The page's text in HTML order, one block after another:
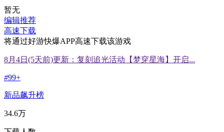
暂无
编辑推荐
高速下载
将通过好游快爆APP高速下载该游戏
8月4日(5天前)更新：复刻追光活动【梦穿星海】开启...
#99+
新品飙升榜
34.6万